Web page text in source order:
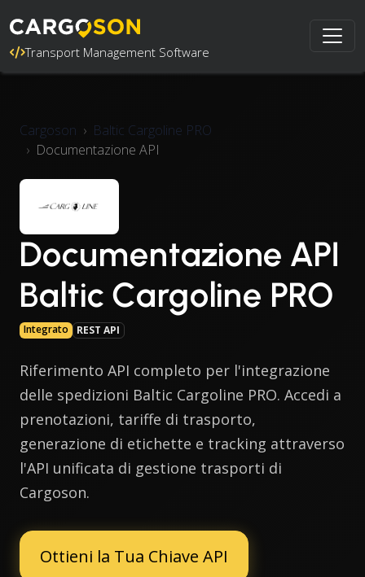
Transport Management Software
Cargoson
Baltic Cargoline PRO
Documentazione API
Documentazione API
Baltic Cargoline PRO
Integrato REST API
Riferimento API completo per l'integrazione
delle spedizioni Baltic Cargoline PRO. Accedi a
prenotazioni, tariffe di trasporto,
generazione di etichette e tracking attraverso
l'API unificata di gestione trasporti di
Cargoson.
Ottieni la Tua Chiave API